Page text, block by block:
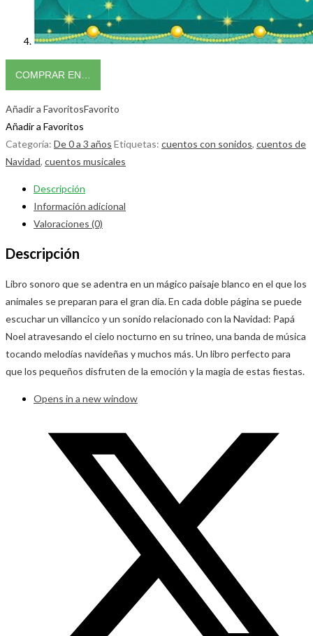
COMPRAR EN…
Añadir a FavoritosFavorito
Añadir a Favoritos
Categoría: De 0 a 3 años Etiquetas: cuentos con sonidos, cuentos de
Navidad, cuentos musicales
Descripción
Información adicional
Valoraciones (0)
Descripción
Libro sonoro que se adentra en un mágico paisaje blanco en el que los
animales se preparan para el gran día. En cada doble página se puede
escuchar un villancico y un sonido relacionado con la Navidad: Papá
Noel atravesando el cielo nocturno en su trineo, una banda de música
tocando melodías navideñas y muchos más. Un libro perfecto para
que los pequeños disfruten de la emoción y la magia de estas fiestas.
Opens in a new window